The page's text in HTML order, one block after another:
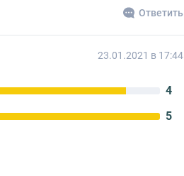
Ответить
23.01.2021 в 17:44
4
5